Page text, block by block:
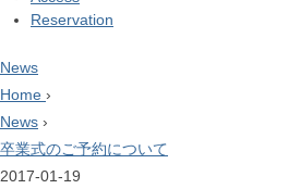
Reservation
News
Home ›
News ›
卒業式のご予約について
2017-01-19